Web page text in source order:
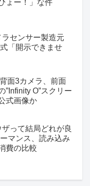
ょー！」な件
センサー製造元
「開示できませ
面3カメラ、前面
”Infinity O”スクリー
式画像か
って結局どれが良
マンス、読み込み
費の比較